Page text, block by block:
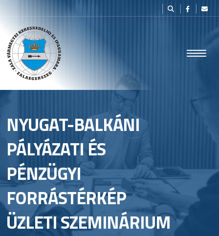
NYUGAT-BALKÁNI
PÁLYÁZATI ÉS
PÉNZÜGYI
FORRÁSTÉRKÉP
ÜZLETI SZEMINÁRIUM